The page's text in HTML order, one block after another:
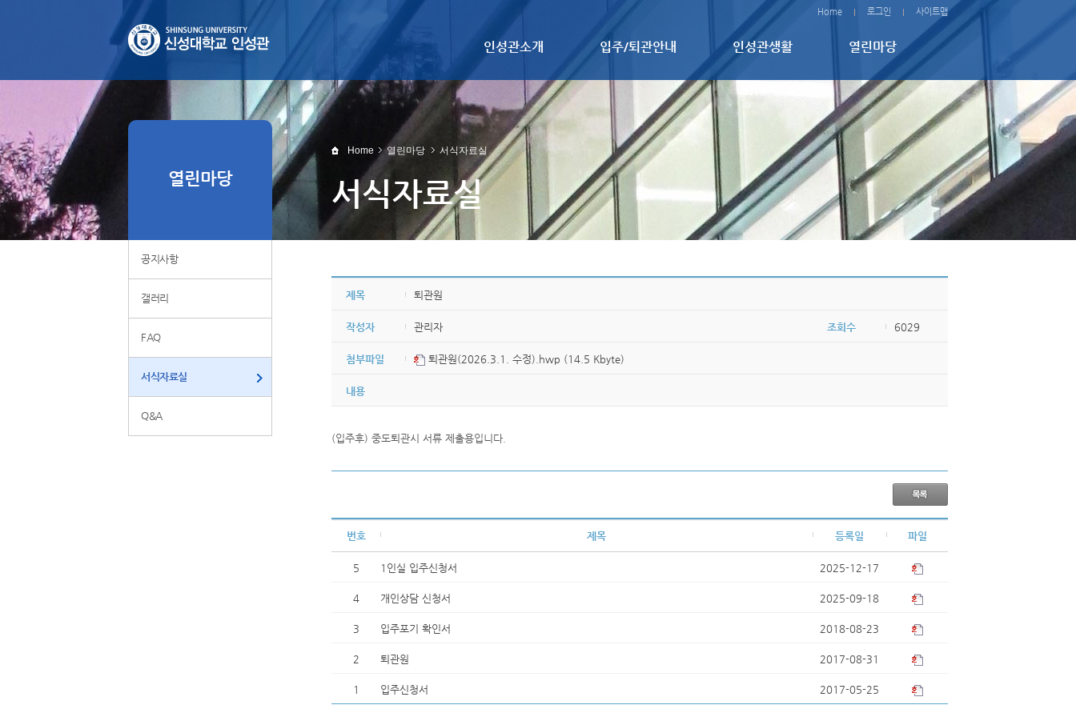
Home 로그인 사이트맵
인성관소개 입주/퇴관안내 인성관생활 열린마당
열린마당
공지사항
갤러리
FAQ
서식자료실
Q&A
Home 열린마당 서식자료실
서식자료실
제목 퇴관원
작성자 관리자 조회수 6029
첨부파일 퇴관원(2026.3.1. 수정).hwp (14.5 Kbyte)
내용
(입주후) 중도퇴관시 서류 제출용입니다.
번호 제목 등록일 파일
5 1인실 입주신청서 2025-12-17
4 개인상담 신청서 2025-09-18
3 입주포기 확인서 2018-08-23
2 퇴관원 2017-08-31
1 입주신청서 2017-05-25